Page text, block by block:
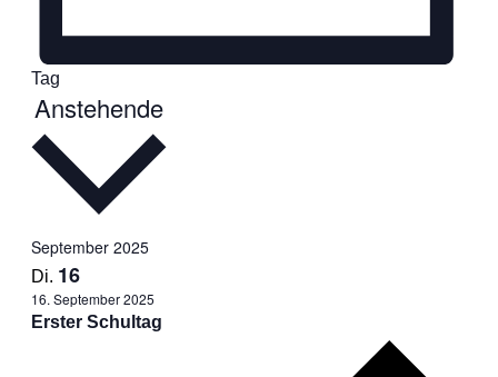
Tag
Anstehende
September 2025
Di. 16
16. September 2025
Erster Schultag